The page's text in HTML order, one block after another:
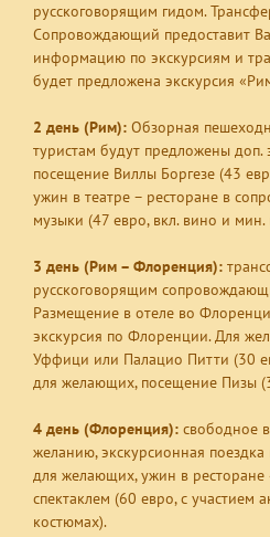
русскоговорящим гидом.
Сопровождающий предоставит
информацию по экскурсиям и
будет предложена экскурсия
2 день (Рим): Обзорная
туристам будут предложены доп.
посещение Виллы Боргезе (43
ужин в театре – ресторане в
музыки (47 евро, вкл. вино и мин.
3 день (Рим – Флоренция):
русскоговорящим
Размещение в отеле во
экскурсия по Флоренции. Для
Уффици или Палацио Питти (30
для желающих, посещение Пизы
4 день (Флоренция): свободное
желанию, экскурсионная поездка
для желающих, ужин в ресторане
спектаклем (60 евро, с участием
костюмах).